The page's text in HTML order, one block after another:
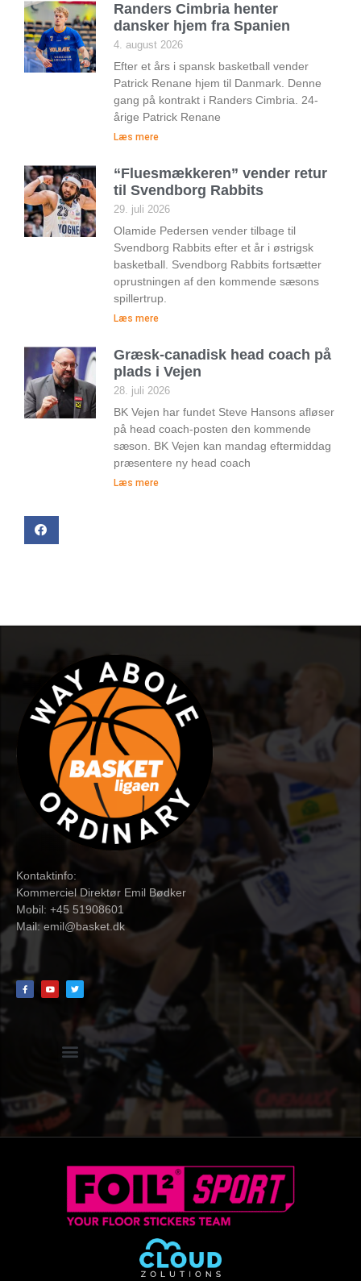
Randers Cimbria henter
dansker hjem fra Spanien
4. august 2026
Efter et års i spansk basketball vender
Patrick Renane hjem til Danmark. Denne
gang på kontrakt i Randers Cimbria. 24-
årige Patrick Renane
Læs mere
“Fluesmækkeren” vender retur
til Svendborg Rabbits
29. juli 2026
Olamide Pedersen vender tilbage til
Svendborg Rabbits efter et år i østrigsk
basketball. Svendborg Rabbits fortsætter
oprustningen af den kommende sæsons
spillertrup.
Læs mere
Græsk-canadisk head coach på
plads i Vejen
28. juli 2026
BK Vejen har fundet Steve Hansons afløser
på head coach-posten den kommende
sæson. BK Vejen kan mandag eftermiddag
præsentere ny head coach
Læs mere
Kontaktinfo:
Kommerciel Direktør Emil Bødker
Mobil: +45 51908601
Mail:emil@basket.dk